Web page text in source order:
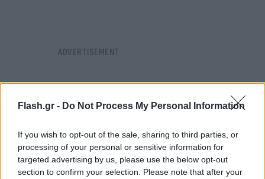
Flash.gr - Do Not Process My Personal Information
If you wish to opt-out of the sale, sharing to third parties, or
processing of your personal or sensitive information for
targeted advertising by us, please use the below opt-out
section to confirm your selection. Please note that after your